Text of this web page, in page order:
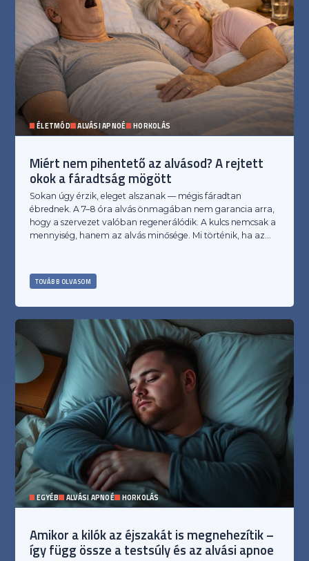
ÉLETMÓD ALVÁSI APNOÉ HORKOLÁS
Miért nem pihentető az alvásod? A rejtett
okok a fáradtság mögött
Sokan úgy érzik, eleget alszanak — mégis fáradtan
ébrednek. A 7–8 óra alvás önmagában nem garancia arra,
hogy a szervezet valóban regenerálódik. A kulcs nemcsak a
mennyiség, hanem az alvás minősége. Mi történik, ha az…
TOVÁBB OLVASOM
EGYÉB ALVÁSI APNOÉ HORKOLÁS
Amikor a kilók az éjszakát is megnehezítik –
így függ össze a testsúly és az alvási apnoe